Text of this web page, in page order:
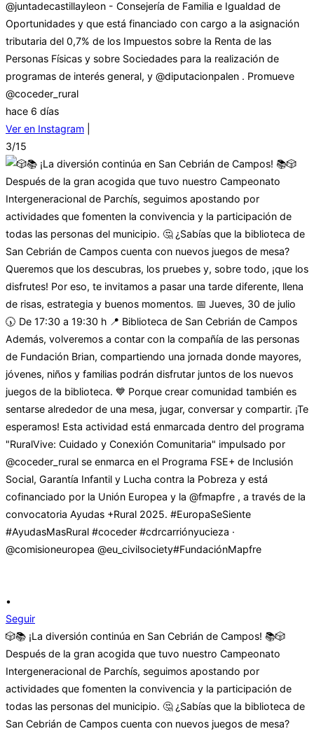
@juntadecastillayleon - Consejería de Familia e Igualdad de
Oportunidades y que está financiado con cargo a la asignación
tributaria del 0,7% de los Impuestos sobre la Renta de las
Personas Físicas y sobre Sociedades para la realización de
programas de interés general, y @diputacionpalen . Promueve
@coceder_rural
hace 6 días
Ver en Instagram
3/15
•
Seguir
🎲📚 ¡La diversión continúa en San Cebrián de Campos! 📚🎲
Después de la gran acogida que tuvo nuestro Campeonato
Intergeneracional de Parchís, seguimos apostando por
actividades que fomenten la convivencia y la participación de
todas las personas del municipio. 🤔 ¿Sabías que la biblioteca de
San Cebrián de Campos cuenta con nuevos juegos de mesa?